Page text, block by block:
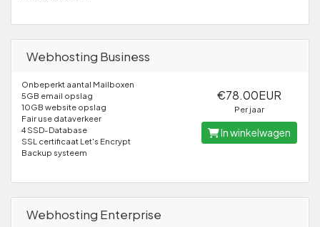
Webhosting Business
Onbeperkt aantal Mailboxen
5GB email opslag
10GB website opslag
Fair use dataverkeer
4 SSD-Database
SSL certificaat Let's Encrypt
Backup systeem
€78.00EUR
Per jaar
In winkelwagen
Webhosting Enterprise